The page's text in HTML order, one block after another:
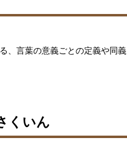
、言葉の意義ごとの定義や同義
くいん